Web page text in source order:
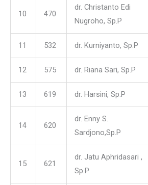
10 470
dr. Christanto Edi
Nugroho, Sp.P
11 532 dr. Kurniyanto, Sp.P
12 575 dr. Riana Sari, Sp.P
13 619 dr. Harsini, Sp.P
14 620
dr. Enny S.
Sardjono,Sp.P
15 621
dr. Jatu Aphridasari ,
Sp.P